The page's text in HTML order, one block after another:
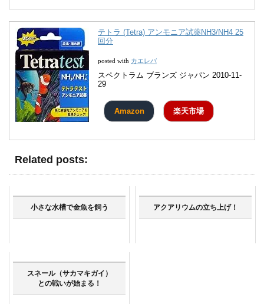
テトラ (Tetra) アンモニア試薬NH3/NH4 25
回分
posted with カエレバ
スペクトラム ブランズ ジャパン 2010-11-
29
Amazon 楽天市場
Related posts:
小さな水槽で金魚を飼う アクアリウムの立ち上げ！
スネール（サカマキガイ）
との戦いが始まる！